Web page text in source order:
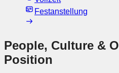
Festanstellung
People, Culture &
Position